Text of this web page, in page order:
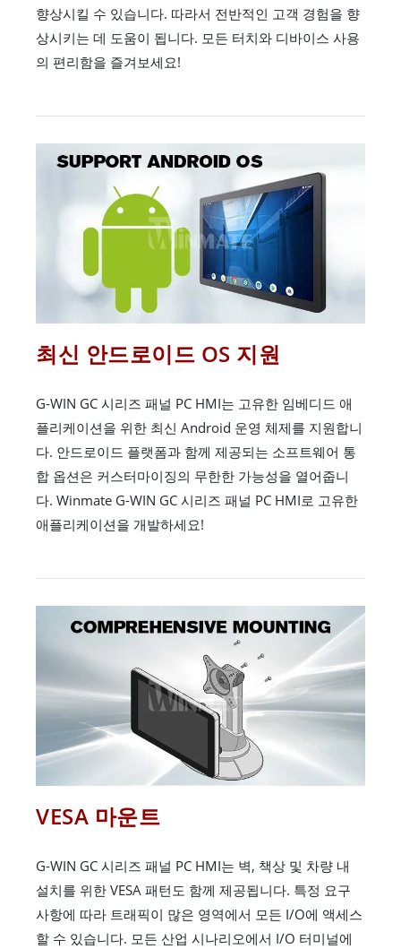
향상시킬 수 있습니다. 따라서 전반적인 고객 경험을 향
상시키는 데 도움이 됩니다. 모든 터치와 디바이스 사용
의 편리함을 즐겨보세요!
최신 안드로이드 OS 지원
G-WIN GC 시리즈 패널 PC HMI는 고유한 임베디드 애
플리케이션을 위한 최신 Android 운영 체제를 지원합니
다. 안드로이드 플랫폼과 함께 제공되는 소프트웨어 통
합 옵션은 커스터마이징의 무한한 가능성을 열어줍니
다. Winmate G-WIN GC 시리즈 패널 PC HMI로 고유한
애플리케이션을 개발하세요!
VESA 마운트
G-WIN GC 시리즈 패널 PC HMI는 벽, 책상 및 차량 내
설치를 위한 VESA 패턴도 함께 제공됩니다. 특정 요구
사항에 따라 트래픽이 많은 영역에서 모든 I/O에 액세스
할 수 있습니다. 모든 산업 시나리오에서 I/O 터미널에